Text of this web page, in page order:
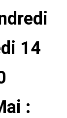
14
: